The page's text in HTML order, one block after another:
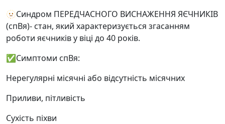
🫥Синдром ПЕРЕДЧАСНОГО ВИСНАЖЕННЯ ЯЄЧНИКІВ
(спВя)- стан, який характеризується згасанням
роботи яєчників у віці до 40 років.
✅Симптоми спВя:
Нерегулярні місячні або відсутність місячних
Приливи, пітливість
Сухість піхви